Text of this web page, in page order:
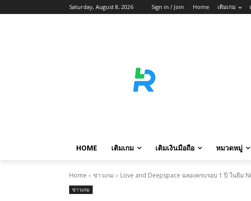
Saturday, August 8, 2026 Sign in / Join Home เติมเกม
HOME เติมเกม เติมเงินมือถือ หมวดหมู่
Home ข่าวเกม Love and Deepspace ฉลองครบรอบ 1 ปี ในธีม
ข่าวเกม